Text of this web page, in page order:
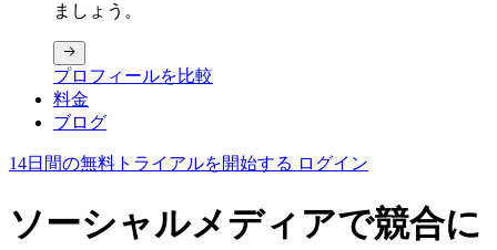
ましょう。
プロフィールを比較
料金
ブログ
14日間の無料トライアルを開始する ログイン
ソーシャルメディアで競合に